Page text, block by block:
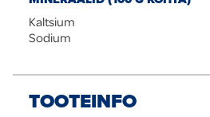
Kaltsium
Sodium
TOOTEINFO